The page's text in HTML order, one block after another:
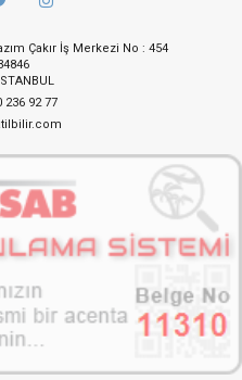
Çakır İş Merkezi No : 454
236 92 77